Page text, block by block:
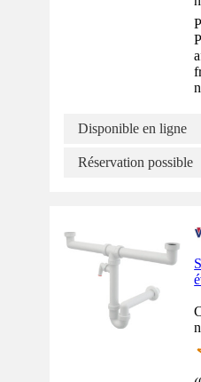
Disponible en ligne
Réservation possible